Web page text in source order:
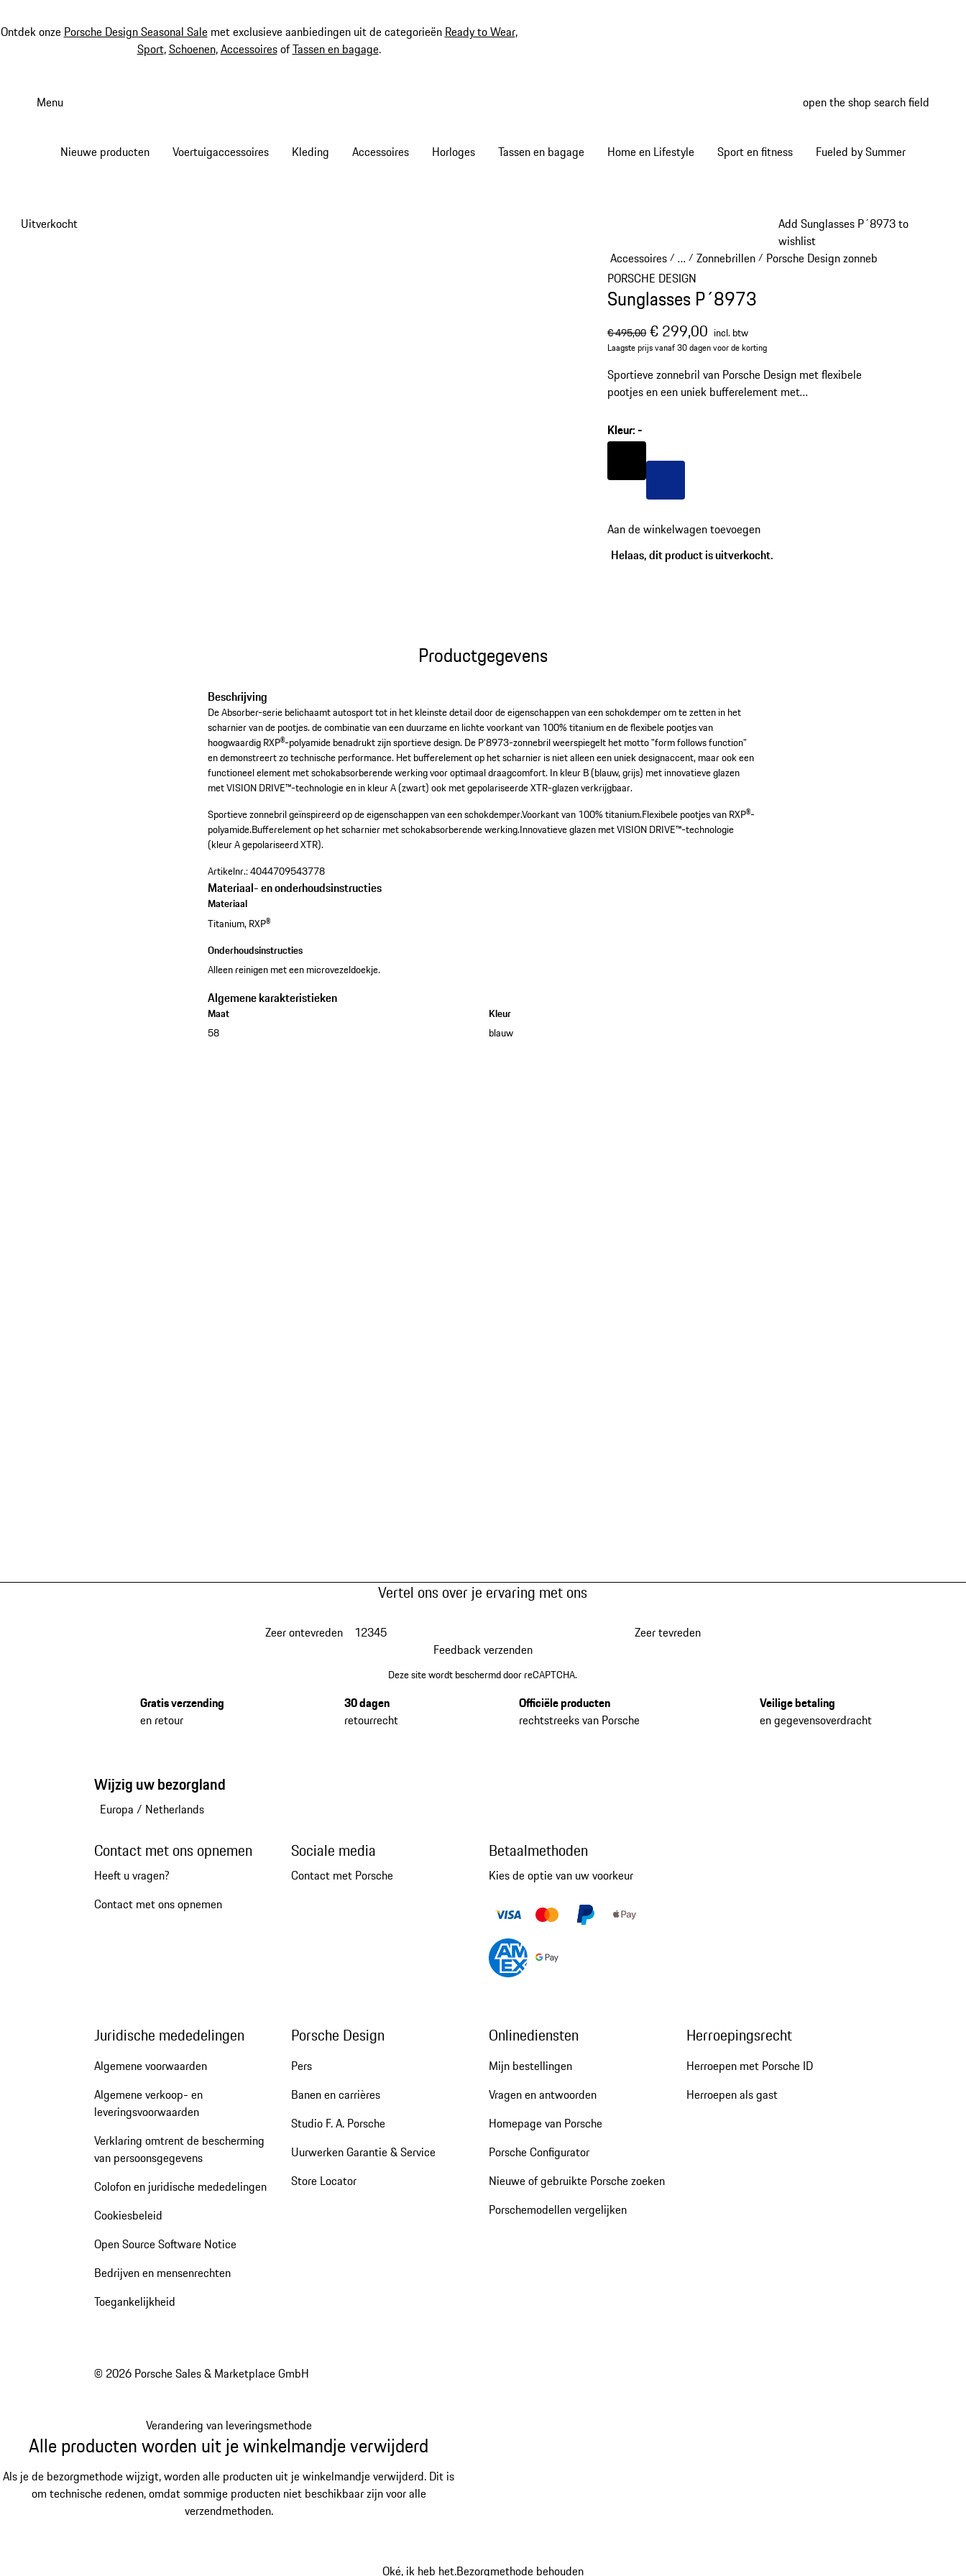
Ontdek onze Porsche Design Seasonal Salemet exclusieve aanbiedingen uit de categorieën Ready to Wear,
Sport,Schoenen,AccessoiresofTassen en bagage.
Menu open the shop search field
Nieuwe producten Voertuigaccessoires Kleding Accessoires Horloges Tassen en bagage Home en Lifestyle Sport en fitness Fueled by Summer
Add Sunglasses P´8973 to
wishlist
Uitverkocht
Accessoires/ …
Reveal collapsed breadcrumb items
/ Zonnebrillen/ Porsche Design zonnebrillen
PORSCHE DESIGN
Sunglasses P´8973
oorspronkelijke prijs
€ 495,00verkoopprijs
€ 299,00 inclusief btw
incl. btw
Laagste prijs vanaf 30 dagen voor de korting
Sportieve zonnebril van Porsche Design met flexibele
pootjes en een uniek bufferelement met
Kleur:-
Kleur
zwart
Aan de winkelwagen toevoegen
Helaas, dit product is uitverkocht.
Productgegevens
Beschrijving
De Absorber-serie belichaamt autosport tot in het kleinste detail door de eigenschappen van een schokdemper om te zetten in het
scharnier van de pootjes. de combinatie van een duurzame en lichte voorkant van 100% titanium en de flexibele pootjes van
hoogwaardig RXP®-polyamide benadrukt zijn sportieve design. De P'8973-zonnebril weerspiegelt het motto "form follows function"
en demonstreert zo technische performance. Het bufferelement op het scharnier is niet alleen een uniek designaccent, maar ook een
functioneel element met schokabsorberende werking voor optimaal draagcomfort. In kleur B (blauw, grijs) met innovatieve glazen
met VISION DRIVE™-technologie en in kleur A (zwart) ook met gepolariseerde XTR-glazen verkrijgbaar.
Sportieve zonnebril geïnspireerd op de eigenschappen van een schokdemper.Voorkant van 100% titanium.Flexibele pootjes van RXP®-
polyamide.Bufferelement op het scharnier met schokabsorberende werking.Innovatieve glazen met VISION DRIVE™-technologie
(kleur A gepolariseerd XTR).
Artikelnr.:4044709543778
Materiaal- en onderhoudsinstructies
Materiaal
Titanium, RXP®
Onderhoudsinstructies
Alleen reinigen met een microvezeldoekje.
Algemene karakteristieken
Maat
58
Kleur
blauw
Vertel ons over je ervaring met ons
Zeer ontevreden 12345
Zeer tevreden
Feedback verzenden
Deze site wordt beschermd door reCAPTCHA.
Gratis verzending
en retour
30 dagen
retourrecht
Officiële producten
rechtstreeks van Porsche
Veilige betaling
en gegevensoverdracht
Wijzig uw bezorgland
Europa / Netherlands
Contact met ons opnemen
Heeft u vragen?
Contact met ons opnemen
Sociale media
Contact met Porsche
Betaalmethoden
Kies de optie van uw voorkeur
Juridische mededelingen
Algemene voorwaarden
Algemene verkoop- en
leveringsvoorwaarden
Verklaring omtrent de bescherming
van persoonsgegevens
Colofon en juridische mededelingen
Cookiesbeleid
Open Source Software Notice
Bedrijven en mensenrechten
Toegankelijkheid
Porsche Design
Pers
Banen en carrières
Studio F. A. Porsche
Uurwerken Garantie & Service
Store Locator
Onlinediensten
Mijn bestellingen
Vragen en antwoorden
Homepage van Porsche
Porsche Configurator
Nieuwe of gebruikte Porsche zoeken
Porschemodellen vergelijken
Herroepingsrecht
Herroepen met Porsche ID
Herroepen als gast
© 2026 Porsche Sales & Marketplace GmbH
Verandering van leveringsmethode
Alle producten worden uit je winkelmandje verwijderd
Als je de bezorgmethode wijzigt, worden alle producten uit je winkelmandje verwijderd. Dit is
om technische redenen, omdat sommige producten niet beschikbaar zijn voor alle
verzendmethoden.
Oké, ik heb het.Bezorgmethode behouden